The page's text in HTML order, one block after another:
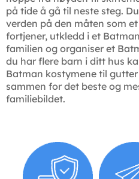
på tide å gå til neste steg.
verden på den måten som
fortjener, utkledd i et
familien og organiser et
du har flere barn i ditt hus
Batman kostymene til
sammen for det beste og
familiebildet.